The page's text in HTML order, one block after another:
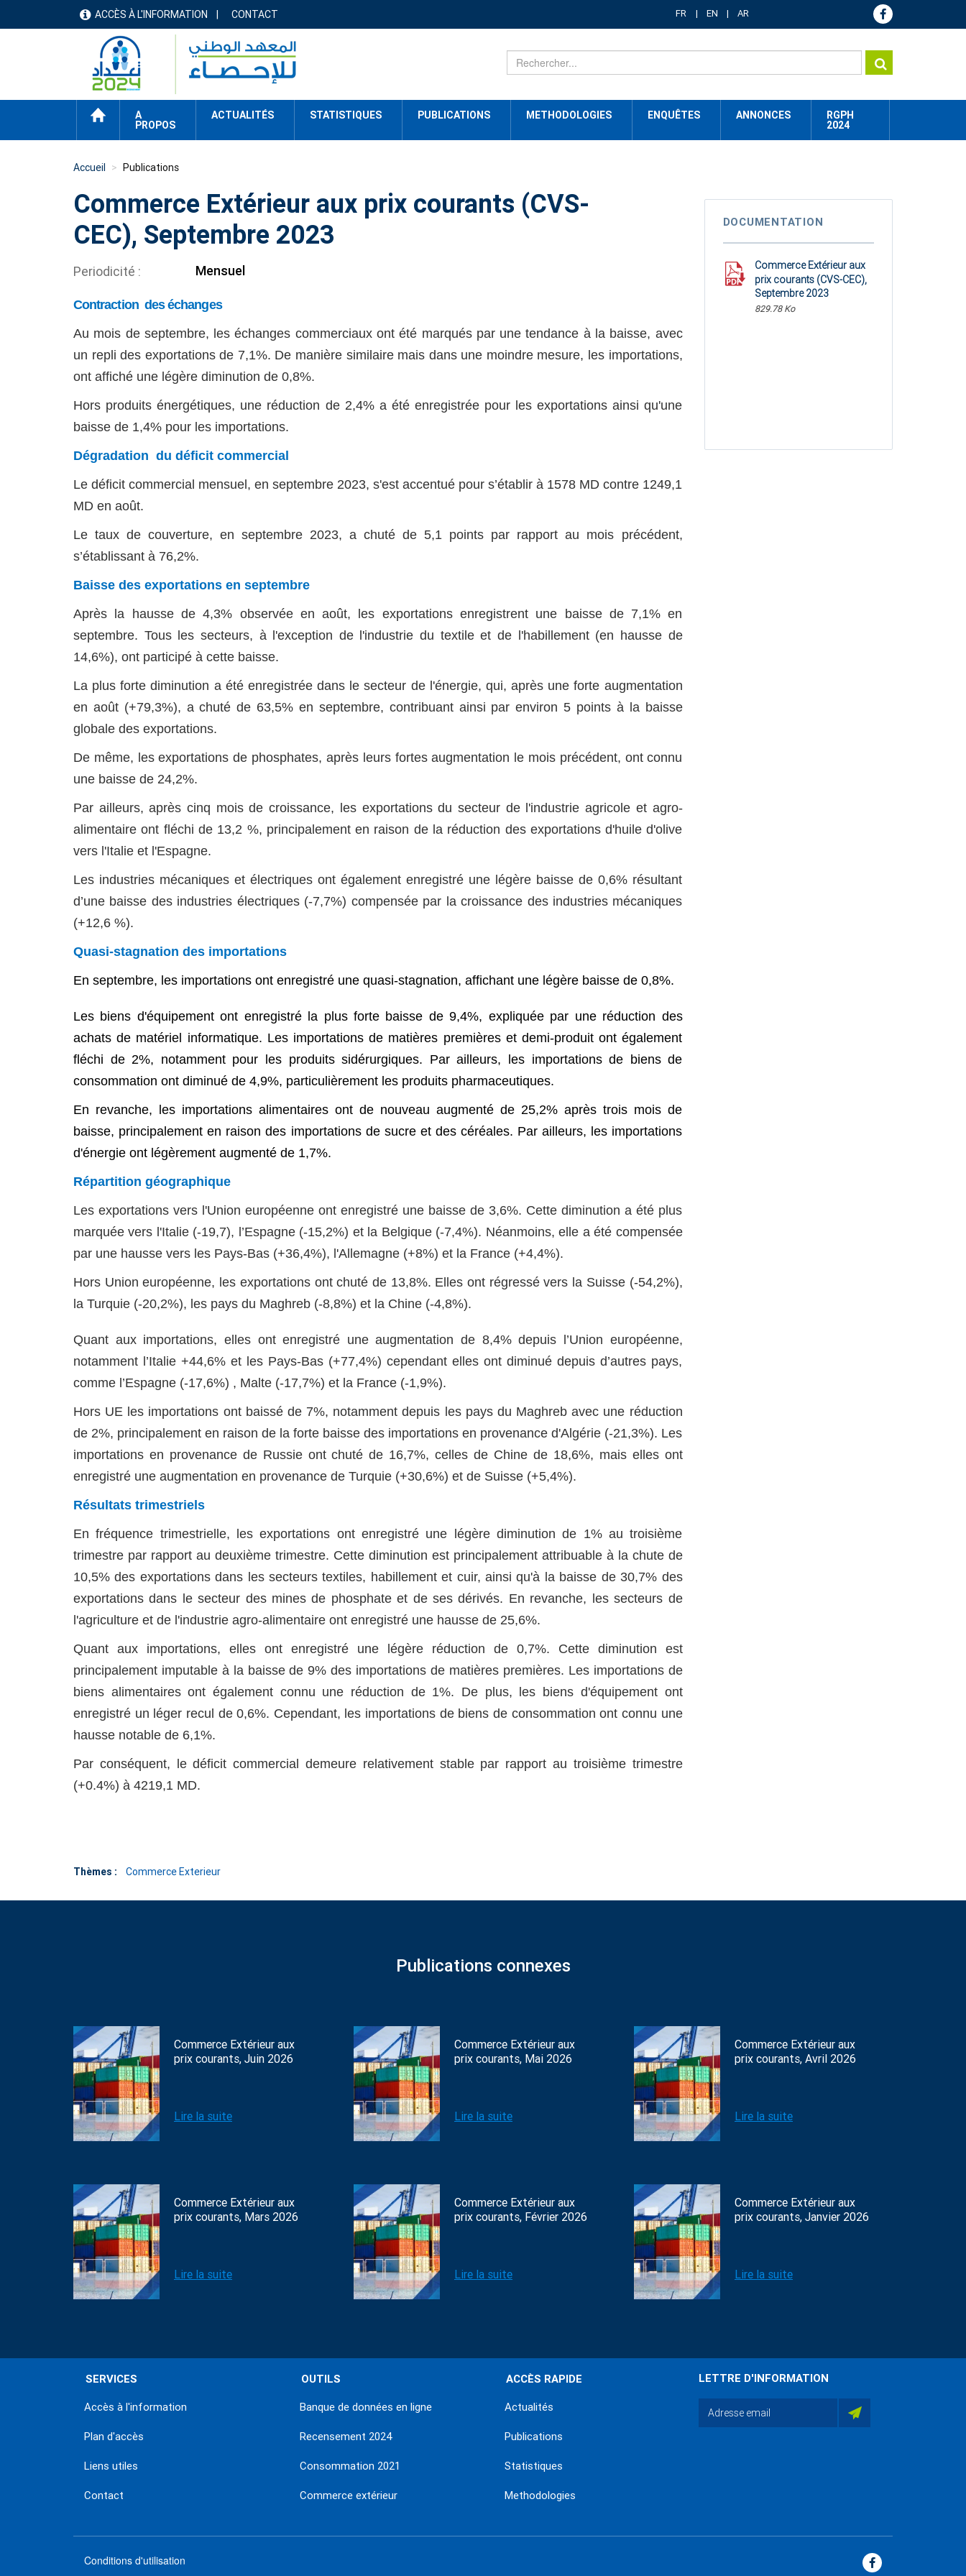
menu
header
ACCÈS À L'INFORMATION CONTACT FR EN AR
ACCUEIL
A
PROPOS
ACTUALITÉS STATISTIQUES PUBLICATIONS METHODOLOGIES ENQUÊTES ANNONCES
RGPH
2024
Accueil Publications
Commerce Extérieur aux prix courants (CVS-
CEC), Septembre 2023
Periodicité Mensuel
Contraction des échanges
Au mois de septembre, les échanges commerciaux ont été marqués par une tendance à la baisse, avec
un repli des exportations de 7,1%. De manière similaire mais dans une moindre mesure, les importations,
ont affiché une légère diminution de 0,8%.
Hors produits énergétiques, une réduction de 2,4% a été enregistrée pour les exportations ainsi qu'une
baisse de 1,4% pour les importations.
Dégradation du déficit commercial
Le déficit commercial mensuel, en septembre 2023, s'est accentué pour s’établir à 1578 MD contre 1249,1
MD en août.
Le taux de couverture, en septembre 2023, a chuté de 5,1 points par rapport au mois précédent,
s’établissant à 76,2%.
Baisse des exportations en septembre
Après la hausse de 4,3% observée en août, les exportations enregistrent une baisse de 7,1% en
septembre. Tous les secteurs, à l'exception de l'industrie du textile et de l'habillement (en hausse de
14,6%), ont participé à cette baisse.
La plus forte diminution a été enregistrée dans le secteur de l'énergie, qui, après une forte augmentation
en août (+79,3%), a chuté de 63,5% en septembre, contribuant ainsi par environ 5 points à la baisse
globale des exportations.
De même, les exportations de phosphates, après leurs fortes augmentation le mois précédent, ont connu
une baisse de 24,2%.
Par ailleurs, après cinq mois de croissance, les exportations du secteur de l'industrie agricole et agro-
alimentaire ont fléchi de 13,2 %, principalement en raison de la réduction des exportations d'huile d'olive
vers l'Italie et l'Espagne.
Les industries mécaniques et électriques ont également enregistré une légère baisse de 0,6% résultant
d’une baisse des industries électriques (-7,7%) compensée par la croissance des industries mécaniques
(+12,6 %).
Quasi-stagnation des importations
En septembre, les importations ont enregistré une quasi-stagnation, affichant une légère baisse de 0,8%.
Les biens d'équipement ont enregistré la plus forte baisse de 9,4%, expliquée par une réduction des
achats de matériel informatique. Les importations de matières premières et demi-produit ont également
fléchi de 2%, notamment pour les produits sidérurgiques. Par ailleurs, les importations de biens de
consommation ont diminué de 4,9%, particulièrement les produits pharmaceutiques.
En revanche, les importations alimentaires ont de nouveau augmenté de 25,2% après trois mois de
baisse, principalement en raison des importations de sucre et des céréales. Par ailleurs, les importations
d'énergie ont légèrement augmenté de 1,7%.
Répartition géographique
Les exportations vers l'Union européenne ont enregistré une baisse de 3,6%. Cette diminution a été plus
marquée vers l'Italie (-19,7), l’Espagne (-15,2%) et la Belgique (-7,4%). Néanmoins, elle a été compensée
par une hausse vers les Pays-Bas (+36,4%), l'Allemagne (+8%) et la France (+4,4%).
Hors Union européenne, les exportations ont chuté de 13,8%. Elles ont régressé vers la Suisse (-54,2%),
la Turquie (-20,2%), les pays du Maghreb (-8,8%) et la Chine (-4,8%).
Quant aux importations, elles ont enregistré une augmentation de 8,4% depuis l’Union européenne,
notamment l’Italie +44,6% et les Pays-Bas (+77,4%) cependant elles ont diminué depuis d’autres pays,
comme l’Espagne (-17,6%) , Malte (-17,7%) et la France (-1,9%).
Hors UE les importations ont baissé de 7%, notamment depuis les pays du Maghreb avec une réduction
de 2%, principalement en raison de la forte baisse des importations en provenance d'Algérie (-21,3%). Les
importations en provenance de Russie ont chuté de 16,7%, celles de Chine de 18,6%, mais elles ont
enregistré une augmentation en provenance de Turquie (+30,6%) et de Suisse (+5,4%).
Résultats trimestriels
En fréquence trimestrielle, les exportations ont enregistré une légère diminution de 1% au troisième
trimestre par rapport au deuxième trimestre. Cette diminution est principalement attribuable à la chute de
10,5% des exportations dans les secteurs textiles, habillement et cuir, ainsi qu'à la baisse de 30,7% des
exportations dans le secteur des mines de phosphate et de ses dérivés. En revanche, les secteurs de
l'agriculture et de l'industrie agro-alimentaire ont enregistré une hausse de 25,6%.
Quant aux importations, elles ont enregistré une légère réduction de 0,7%. Cette diminution est
principalement imputable à la baisse de 9% des importations de matières premières. Les importations de
biens alimentaires ont également connu une réduction de 1%. De plus, les biens d'équipement ont
enregistré un léger recul de 0,6%. Cependant, les importations de biens de consommation ont connu une
hausse notable de 6,1%.
Par conséquent, le déficit commercial demeure relativement stable par rapport au troisième trimestre
(+0.4%) à 4219,1 MD.
Thèmes : Commerce Exterieur
DOCUMENTATION
Commerce Extérieur aux
prix courants (CVS-CEC),
Septembre 2023
829.78 Ko
Publications connexes
Commerce Extérieur aux
prix courants, Juin 2026
Lire la suite
Commerce Extérieur aux
prix courants, Mai 2026
Lire la suite
Commerce Extérieur aux
prix courants, Avril 2026
Lire la suite
Commerce Extérieur aux
prix courants, Mars 2026
Lire la suite
Commerce Extérieur aux
prix courants, Février 2026
Lire la suite
Commerce Extérieur aux
prix courants, Janvier 2026
Lire la suite
SERVICES
Accès à l'information
Plan d'accès
Liens utiles
Contact
OUTILS
Banque de données en ligne
Recensement 2024
Consommation 2021
Commerce extérieur
ACCÈS RAPIDE
Actualités
Publications
Statistiques
Methodologies
LETTRE D'INFORMATION
Conditions d'utilisation